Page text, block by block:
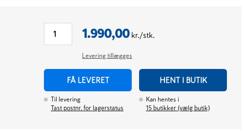
1.990,00 kr./stk.
Levering tillægges
FÅ LEVERET HENT I BUTIK
Til levering
Tast postnr. for lagerstatus
Kan hentes i
15 butikker (vælg butik)